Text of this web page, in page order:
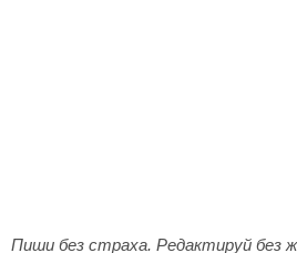
Пиши без страха. Редактируй без